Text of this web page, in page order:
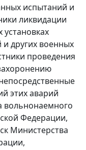
испытаний и
ликвидации
других военных
проведения
этих аварий
вольнонаемного
Федерации,
Министерства